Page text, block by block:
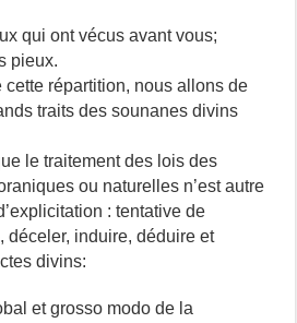
qui ont vécus avant vous;
pieux.
cette répartition, nous allons de
traits des sounanes divins
le traitement des lois des
ou naturelles n’est autre
: tentative de
déceler, induire, déduire et
divins:
et grosso modo de la